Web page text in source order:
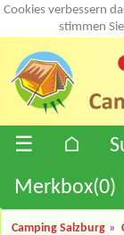
Cookies verbessern
stimmen
☰ ⌂
Merkbox(0)
Camping Salzburg »